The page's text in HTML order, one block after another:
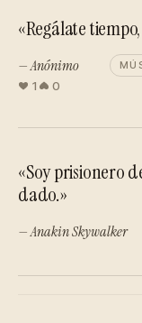
«Regálate
— Anónimo
1 0
«Soy prisionero
dado.»
— Anakin Skywalker